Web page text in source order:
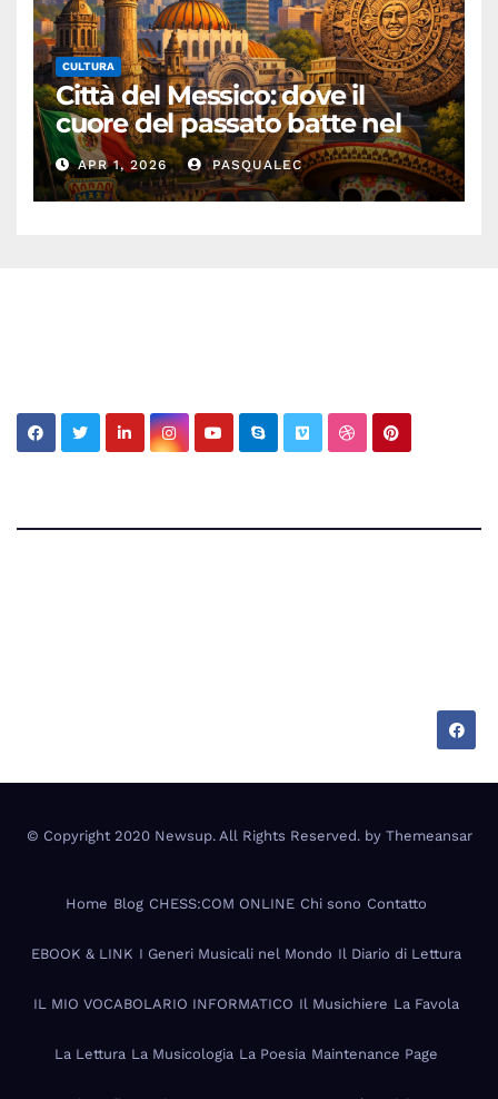
CULTURA
Città del Messico: dove il
cuore del passato batte nel
presente
APR 1, 2026 PASQUALEC
© Copyright 2020 Newsup. All Rights Reserved. by Themeansar
Home Blog CHESS:COM ONLINE Chi sono Contatto
EBOOK & LINK I Generi Musicali nel Mondo Il Diario di Lettura
IL MIO VOCABOLARIO INFORMATICO Il Musichiere La Favola
La Lettura La Musicologia La Poesia Maintenance Page